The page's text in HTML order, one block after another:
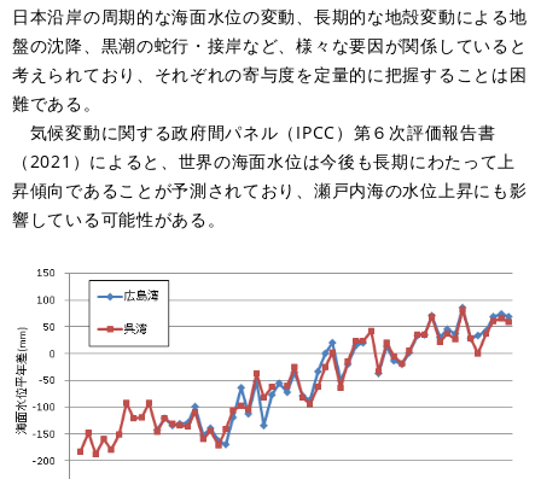
日本沿岸の周期的な海面水位の変動、長期的な地殻変動による地
盤の沈降、黒潮の蛇行・接岸など、様々な要因が関係していると
考えられており、それぞれの寄与度を定量的に把握することは困
難である。
気候変動に関する政府間パネル（IPCC）第６次評価報告書
（2021）によると、世界の海面水位は今後も長期にわたって上
昇傾向であることが予測されており、瀬戸内海の水位上昇にも影
響している可能性がある。